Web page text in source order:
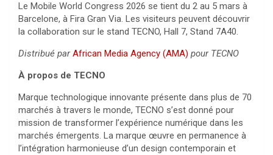
Le Mobile World Congress 2026 se tient du 2 au 5 mars à
Barcelone, à Fira Gran Via. Les visiteurs peuvent découvrir
la collaboration sur le stand TECNO, Hall 7, Stand 7A40.
Distribué parAfrican Media Agency (AMA) pour TECNO
À propos de TECNO
Marque technologique innovante présente dans plus de 70
marchés à travers le monde, TECNO s’est donné pour
mission de transformer l’expérience numérique dans les
marchés émergents. La marque œuvre en permanence à
l’intégration harmonieuse d’un design contemporain et